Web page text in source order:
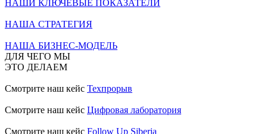
НАШИ КЛЮЧЕВЫЕ ПОКАЗАТЕЛИ
НАША СТРАТЕГИЯ
НАША БИЗНЕС-МОДЕЛЬ
ДЛЯ ЧЕГО МЫ
ЭТО ДЕЛАЕМ
Смотрите наш кейс Техпрорыв
Смотрите наш кейс Цифровая лаборатория
Смотрите наш кейс Follow Up Siberia